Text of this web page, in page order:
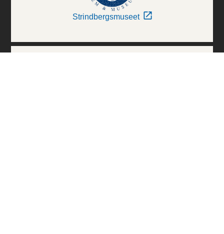
Strindbergsmuseet